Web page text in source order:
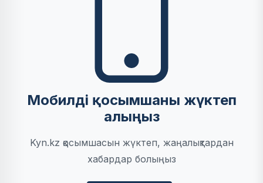
Мобилді қосымшаны жүктеп
алыңыз
Kyn.kz қосымшасын жүктеп, жаңалықтардан
хабардар болыңыз